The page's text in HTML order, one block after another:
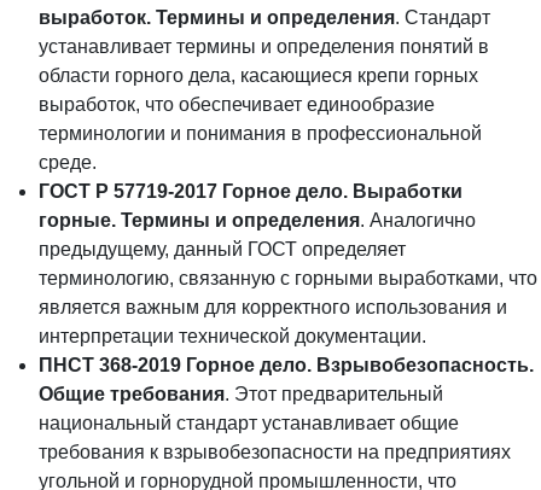
выработок. Термины и определения. Стандарт
устанавливает термины и определения понятий в
области горного дела, касающиеся крепи горных
выработок, что обеспечивает единообразие
терминологии и понимания в профессиональной
среде.
ГОСТ Р 57719-2017 Горное дело. Выработки
горные. Термины и определения. Аналогично
предыдущему, данный ГОСТ определяет
терминологию, связанную с горными выработками, что
является важным для корректного использования и
интерпретации технической документации.
ПНСТ 368-2019 Горное дело. Взрывобезопасность.
Общие требования. Этот предварительный
национальный стандарт устанавливает общие
требования к взрывобезопасности на предприятиях
угольной и горнорудной промышленности, что